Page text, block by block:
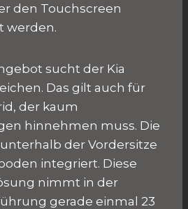
den Touchscreen
werden.
sucht der Kia
Das gilt auch für
der kaum
hinnehmen muss. Die
der Vordersitze
integriert. Diese
nimmt in der
gerade einmal 23